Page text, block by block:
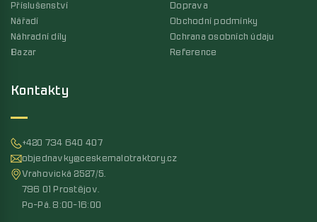
Kontakty
+420 734 640 407
objednavky@ceskemalotraktory.cz
Vrahovická 2527/5,
796 01 Prostějov,
Po-Pá, 8:00-16:00
Příslušenství
Nářadí
Náhradní díly
Bazar
Doprava
Obchodní podmínky
Ochrana osobních údaju
Reference